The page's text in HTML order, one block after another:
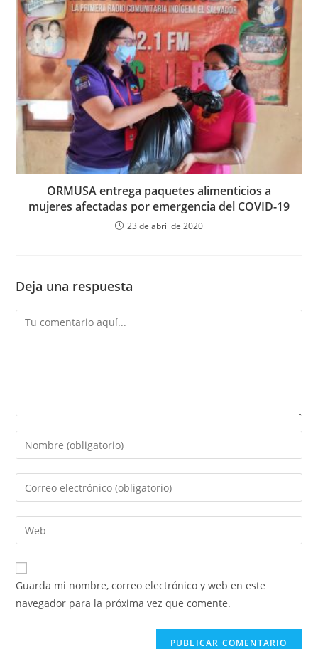
ORMUSA entrega paquetes alimenticios a
mujeres afectadas por emergencia del COVID-19
23 de abril de 2020
Deja una respuesta
Guarda mi nombre, correo electrónico y web en este
navegador para la próxima vez que comente.